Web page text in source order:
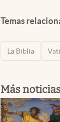
Temas
La Biblia
Más